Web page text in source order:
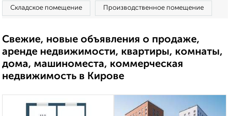
Складское помещение Производственное помещение
Свежие, новые объявления о продаже,
аренде недвижимости, квартиры, комнаты,
дома, машиноместа, коммерческая
недвижимость в Кирове